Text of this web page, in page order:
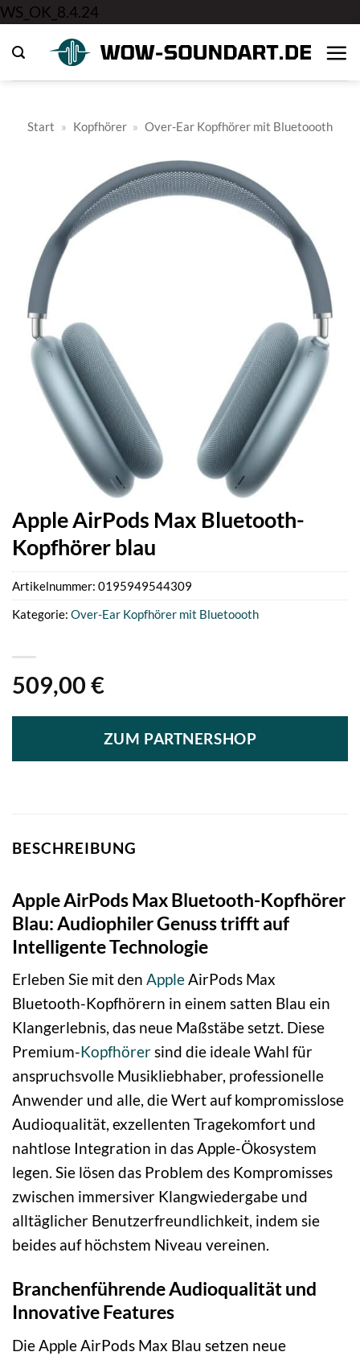
WS_OK_8.4.24
springen
Start » Kopfhörer » Over-Ear Kopfhörer mit Bluetoooth
Apple AirPods Max Bluetooth-
Kopfhörer blau
509,00 €
ZUM PARTNERSHOP
Artikelnummer: 0195949544309
Kategorie: Over-Ear Kopfhörer mit Bluetoooth
BESCHREIBUNG
Apple AirPods Max Bluetooth-Kopfhörer
Blau: Audiophiler Genuss trifft auf
Intelligente Technologie
Erleben Sie mit den AppleAirPods Max
Bluetooth-Kopfhörern in einem satten Blau ein
Klangerlebnis, das neue Maßstäbe setzt. Diese
Premium-Kopfhörersind die ideale Wahl für
anspruchsvolle Musikliebhaber, professionelle
Anwender und alle, die Wert auf kompromisslose
Audioqualität, exzellenten Tragekomfort und
nahtlose Integration in das Apple-Ökosystem
legen. Sie lösen das Problem des Kompromisses
zwischen immersiver Klangwiedergabe und
alltäglicher Benutzerfreundlichkeit, indem sie
beides auf höchstem Niveau vereinen.
Branchenführende Audioqualität und
Innovative Features
Die Apple AirPods Max Blau setzen neue